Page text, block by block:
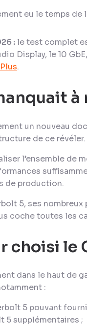
eu le temps de
: le test complet
Display, le 10
.
un nouveau
de ce révéler.
l’ensemble de
de production.
5, ses
coche toutes les
choisi le
dans le haut de
:
5 pouvant
5 supplémentaires ;